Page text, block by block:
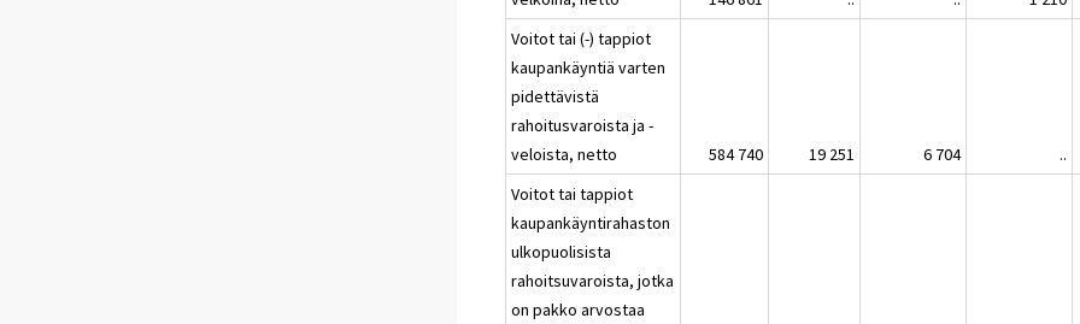
Voitot tai (-) tappiot
kaupankäyntiä varten
pidettävistä
rahoitusvaroista ja -
veloista, netto
584 740 19 251 6 704 ..
Voitot tai tappiot
kaupankäyntirahaston
ulkopuolisista
rahoitsuvaroista, jotka
on pakko arvostaa